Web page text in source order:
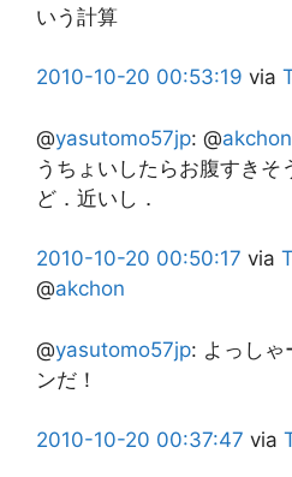
いう計算
2010-10-20 00:53:19 via
@yasutomo57jp: @akchon
うちょいしたらお腹すきそ
ど．近いし．
2010-10-20 00:50:17 via
@akchon
@yasutomo57jp: よっしゃ
ンだ！
2010-10-20 00:37:47 via